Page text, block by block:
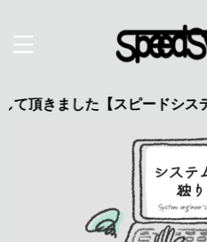
【スピードシステムのペー